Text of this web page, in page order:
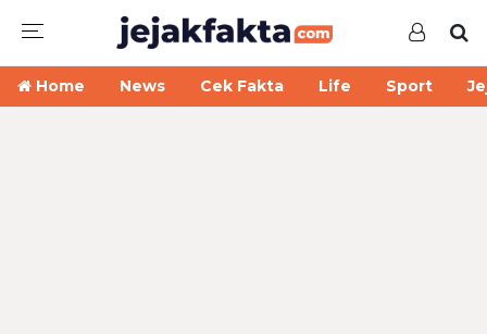
Home News Cek Fakta Life Sport